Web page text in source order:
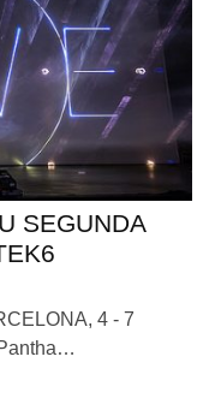
SEGUNDA
4 - 7